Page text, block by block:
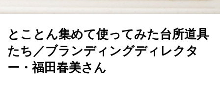
とことん集めて使ってみた台所道具
たち／ブランディングディレクタ
ー・福田春美さん